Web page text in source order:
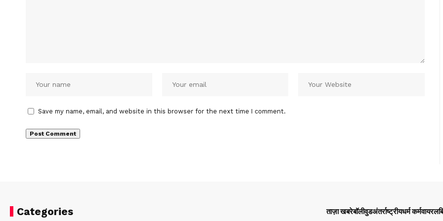
Save my name, email, and website in this browser for the next time I comment.
Categories ताज़ा खबरेबॉलीवुडअंतर्राष्ट्रीयधर्म कर्मवायरल